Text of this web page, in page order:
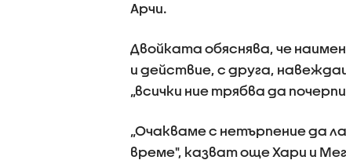
Арчи.
Двойката обяснява, че
и действие, с друга,
„всички ние трябва да
„Очакваме с нетърпение да
време", казват още Хари и